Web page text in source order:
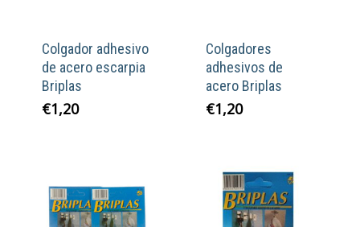
Colgador adhesivo
de acero escarpia
Briplas
€1,20
Colgadores
adhesivos de
acero Briplas
€1,20